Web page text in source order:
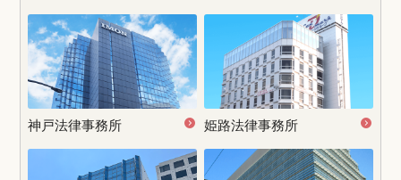
神戸法律事務所 姫路法律事務所